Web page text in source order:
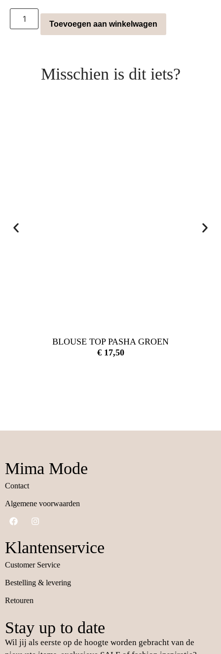
Toevoegen aan winkelwagen
Misschien is dit iets?
BLOUSE TOP PASHA GROEN
€17,50
Mima Mode
Contact
Algemene voorwaarden
Klantenservice
Customer Service
Bestelling & levering
Retouren
Stay up to date
Wil jij als eerste op de hoogte worden gebracht van de